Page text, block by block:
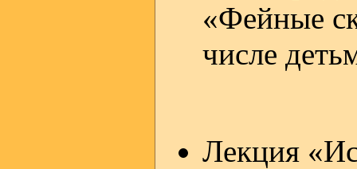
«Фейные
числе
Лекция